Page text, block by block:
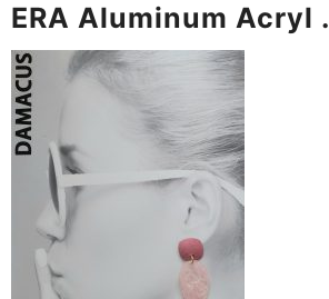
ERA Aluminum Acryl .